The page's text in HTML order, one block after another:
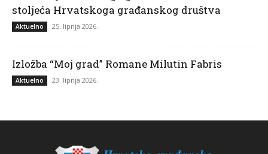
stoljeća Hrvatskoga građanskog društva
Aktuelno 25. lipnja 2026.
Izložba “Moj grad” Romane Milutin Fabris
Aktuelno 23. lipnja 2026.